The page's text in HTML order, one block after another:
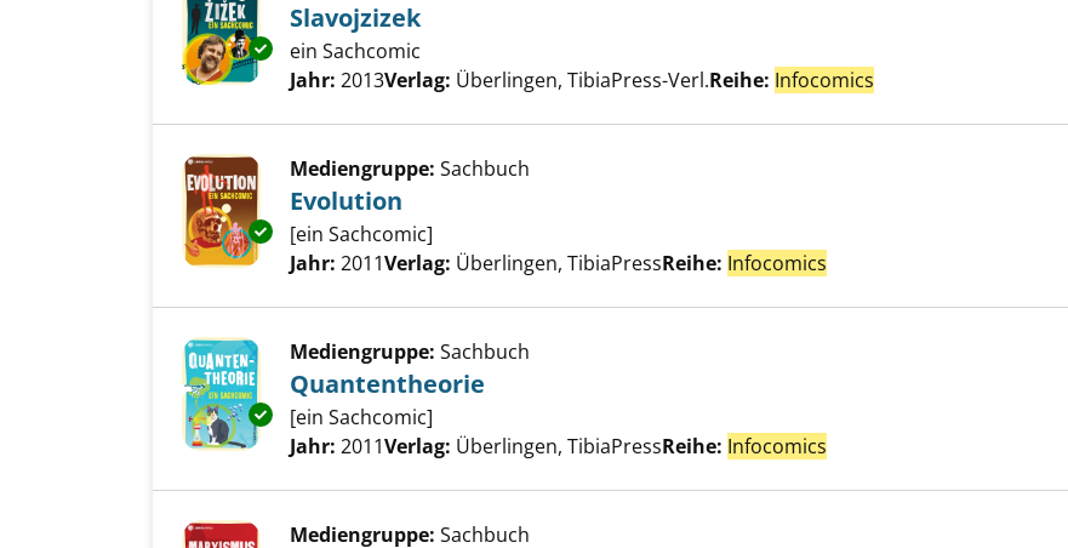
Exemplar-Details von Slavojzizek anzeigen
Slavojzizek
ein Sachcomic
Suche nach diesem Verfasser
Jahr: 2013Verlag: Überlingen, TibiaPress-Verl.Reihe: Infocomics
Exemplar-Details von Evolution anzeigen
Mediengruppe: Sachbuch
Evolution
[ein Sachcomic]
Suche nach diesem Verfasser
Jahr: 2011Verlag: Überlingen, TibiaPressReihe: Infocomics
Exemplar-Details von Quantentheorie anzeigen
Mediengruppe: Sachbuch
Quantentheorie
[ein Sachcomic]
Suche nach diesem Verfasser
Jahr: 2011Verlag: Überlingen, TibiaPressReihe: Infocomics
Mediengruppe: Sachbuch